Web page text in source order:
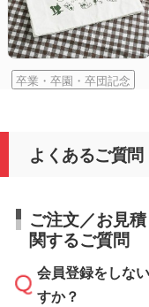
卒業・卒園・卒団記念
よくあるご質問
ご注文／お見
関するご質問
会員登録をしな
すか？